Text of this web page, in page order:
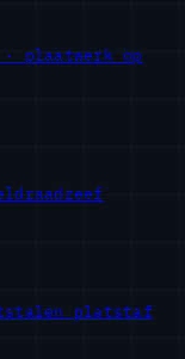
plaatwerk op
platstaf